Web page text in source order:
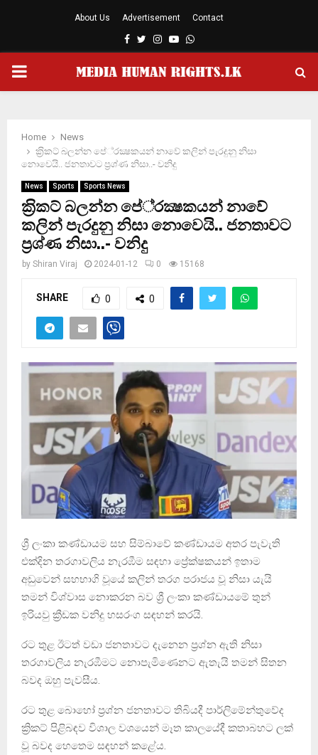
About Us Advertisement Contact
Facebook
TwitterInstagram
YoutubeWhatsapp
PRIMARY
Home
News
ක‍්‍රිකට් බලන්න පේ‍්‍රක්‍ෂකයන් නාවේ කලින් පැරදුනු නිසා
නොවෙයි.. ජනතාවට ප‍්‍රශ්ණ නිසා..- වනිදු
News Sports Sports News
ක‍්‍රිකට් බලන්න පේ‍්‍රක්‍ෂකයන් නාවේ
කලින් පැරදුනු නිසා නොවෙයි.. ජනතාවට
ප‍්‍රශ්ණ නිසා..- වනිදු
by Shiran Viraj 2024-01-12 0 15168
SHARE 0 0
ශ්‍රී ලංකා කණ්ඩායම සහ සිම්බාවේ කණ්ඩායම අතර පැවැති
එක්දින තරගාවලිය නැරඹීම සඳහා ප්‍රේක්ෂකයන් ඉතාම
අඩුවෙන් සහභාගි වූයේ කලින් තරග පරාජය වූ නිසා යැයි
තමන් විශ්වාස නොකරන බව ශ්‍රී ලංකා කණ්ඩායමේ තුන්
ඉරියවු ක්‍රීඩක වනිදු හසරංග සඳහන් කරයි.
රට තුළ ඊටත් වඩා ජනතාවට දැනෙන ප්‍රශ්න ඇති නිසා
තරගාවලිය නැරඹීමට නොපැමිණෙනට ඇතැයි තමන් සිතන
බවද ඔහු පැවසීය.
රට තුළ බොහෝ ප්‍රශ්න ජනතාවට තිබියදී පාර්ලිමේන්තුවේද
ක්‍රිකට් පිළිබඳව විශාල වශයෙන් මෑත කාලයේදී කතාබහට ලක්
වූ බවද හෙතෙම සඳහන් කළේය.